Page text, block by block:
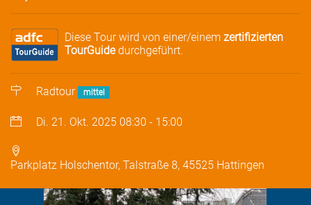
Diese Tour wird von einer/einem zertifizierten
TourGuidedurchgeführt.
Radtour mittel
Di. 21. Okt. 2025 08:30 - 15:00
Parkplatz Holschentor, Talstraße 8, 45525 Hattingen